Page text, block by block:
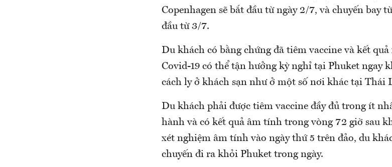
Copenhagen sẽ bắt đầu từ ngày 2/7, và chuyến bay
đầu từ 3/7.
Du khách có bằng chứng đã tiêm vaccine và kết
Covid-19 có thể tận hưởng kỳ nghỉ tại Phuket ngay
cách ly ở khách sạn như ở một số nơi khác tại Thái
Du khách phải được tiêm vaccine đầy đủ trong ít
hành và có kết quả âm tính trong vòng 72 giờ sau
xét nghiệm âm tính vào ngày thứ 5 trên đảo, du
chuyến đi ra khỏi Phuket trong ngày.